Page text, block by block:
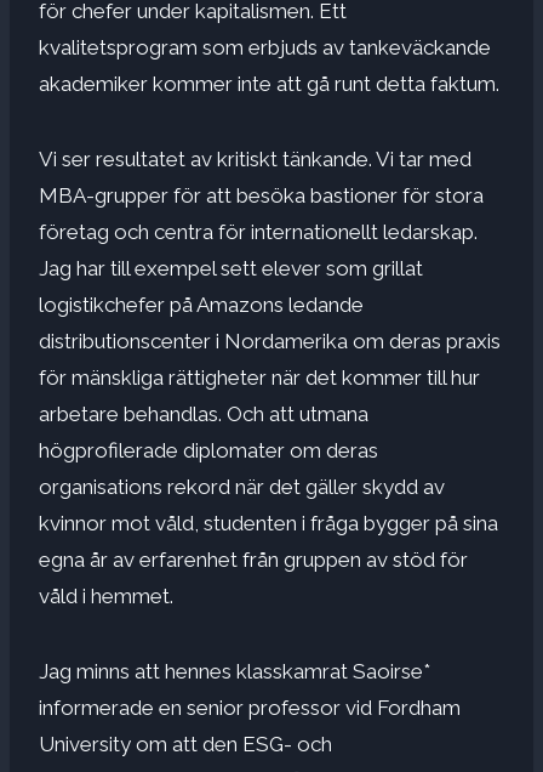
för chefer under kapitalismen. Ett
kvalitetsprogram som erbjuds av tankeväckande
akademiker kommer inte att gå runt detta faktum.
Vi ser resultatet av kritiskt tänkande. Vi tar med
MBA-grupper för att besöka bastioner för stora
företag och centra för internationellt ledarskap.
Jag har till exempel sett elever som grillat
logistikchefer på Amazons ledande
distributionscenter i Nordamerika om deras praxis
för mänskliga rättigheter när det kommer till hur
arbetare behandlas. Och att utmana
högprofilerade diplomater om deras
organisations rekord när det gäller skydd av
kvinnor mot våld, studenten i fråga bygger på sina
egna år av erfarenhet från gruppen av stöd för
våld i hemmet.
Jag minns att hennes klasskamrat Saoirse*
informerade en senior professor vid Fordham
University om att den ESG- och